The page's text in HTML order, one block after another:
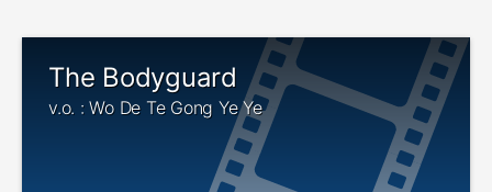
The Bodyguard
v.o. : Wo De Te Gong Ye Ye